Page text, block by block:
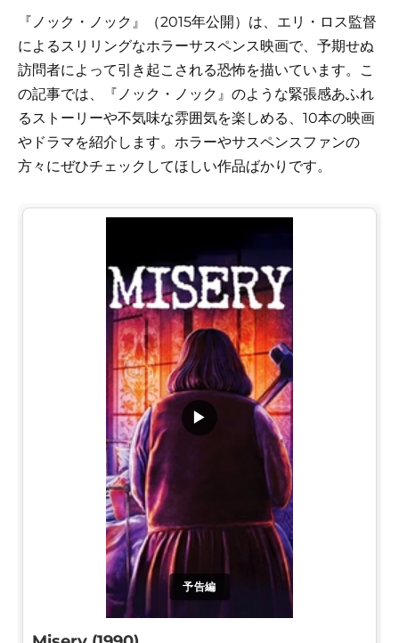
『ノック・ノック』（2015年公開）は、エリ・ロス監督
によるスリリングなホラーサスペンス映画で、予期せぬ
訪問者によって引き起こされる恐怖を描いています。こ
の記事では、『ノック・ノック』のような緊張感あふれ
るストーリーや不気味な雰囲気を楽しめる、10本の映画
やドラマを紹介します。ホラーやサスペンスファンの
方々にぜひチェックしてほしい作品ばかりです。
予告編
▶